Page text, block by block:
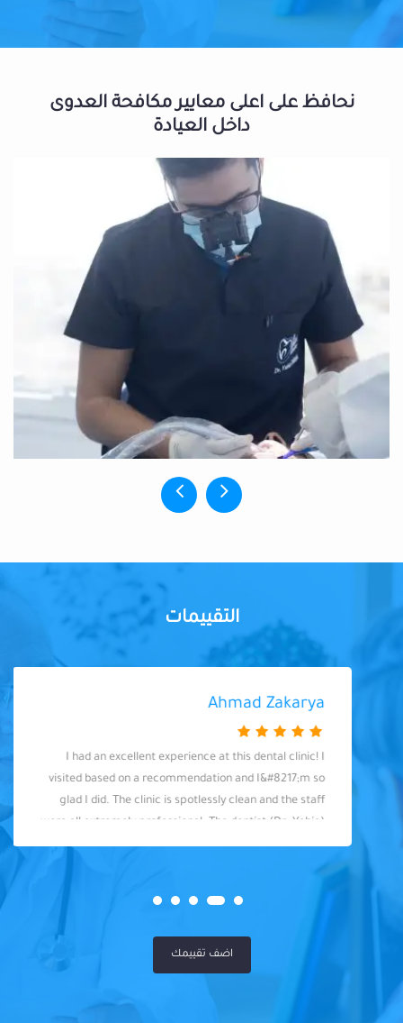
نحافظ على اعلى معايير مكافحة العدوى
داخل العيادة
التقييمات
Ahmad Zakarya
I had an excellent experience at this dental clinic! I
visited based on a recommendation and I&#8217;m so
glad I did. The clinic is spotlessly clean and the staff
were all extremely professional. The dentist (Dr. Yahia)
was fantastic - knowledgeable, skilled, and so friendly. I
felt well taken care of throughout my visit. Highly
اضف تقييمك